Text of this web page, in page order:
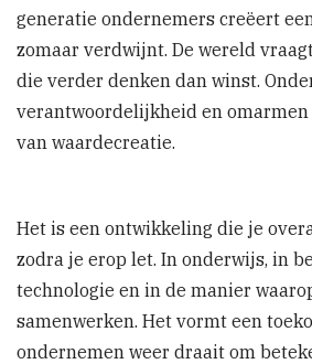
generatie ondernemers creëert
zomaar verdwijnt. De wereld
die verder denken dan winst.
verantwoordelijkheid en
van waardecreatie.
Het is een ontwikkeling die je
zodra je erop let. In onderwijs, in
technologie en in de manier
samenwerken. Het vormt een
ondernemen weer draait om